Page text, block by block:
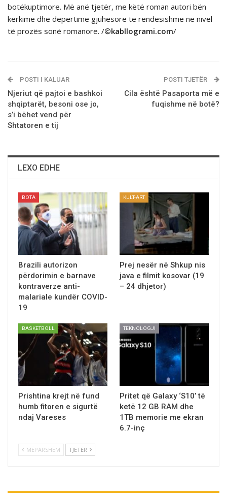
botëkuptimore. Më anë tjetër, me këtë roman autori bën
kërkime dhe depërtime gjuhësore të rëndësishme në nivel
të prozës sonë romanore. /©kabllogrami.com/
POSTI I KALUAR
Njeriut që pajtoi e bashkoi
shqiptarët, besoni ose jo,
s’i bëhet vend për
Shtatoren e tij
POSTI TJETËR
Cila është Pasaporta më e
fuqishme në botë?
LEXO EDHE
BOTA
Brazili autorizon
përdorimin e barnave
kontraverze anti-
malariale kundër COVID-
19
KULT-ART
Prej nesёr nё Shkup nis
java e filmit kosovar (19
– 24 dhjetor)
BASKETBOLL
Prishtina krejt në fund
humb fitoren e sigurtë
ndaj Vareses
TEKNOLOGJI
Pritet qё Galaxy ‘S10’ të
ketё 12 GB RAM dhe
1TB memorie me ekran
6.7-inç
MËPARSHËM TJETËR